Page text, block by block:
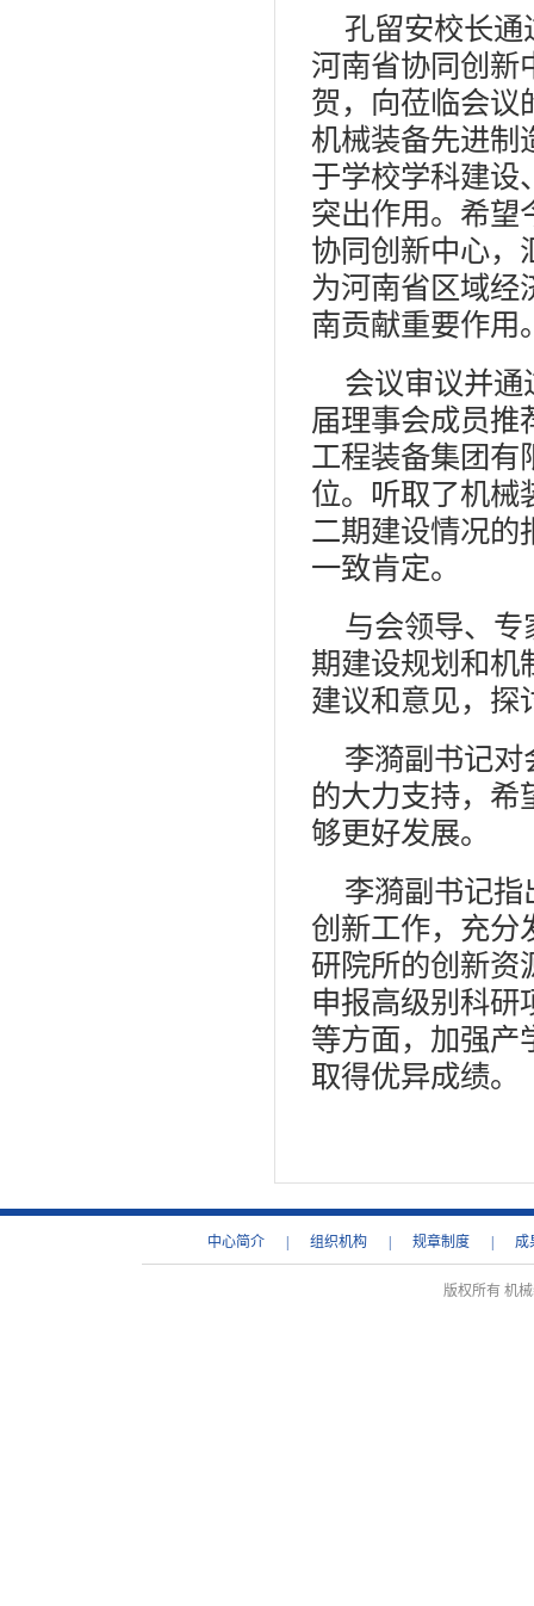
孔留安校长
河南省协同创新
贺，向莅临会议
机械装备先进制
于学校学科建设
突出作用。希望
协同创新中心，
为河南省区域经
南贡献重要作用
会议审议并
届理事会成员推
工程装备集团有
位。听取了机械
二期建设情况的
一致肯定。
与会领导、
期建设规划和机
建议和意见，探
李漪副书记
的大力支持，希
够更好发展。
李漪副书记
创新工作，充分
研院所的创新资
申报高级别科研
等方面，加强产
取得优异成绩。
中心简介 组织机构 规章制度 成
版权所有 机